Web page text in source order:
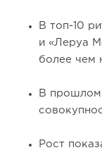
В топ-10
и «Леруа
более чем
В прошлом
Рост